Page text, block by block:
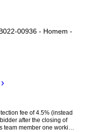
00936 - Homem -
fee of 4.5% (instead
after the closing of
team member one working